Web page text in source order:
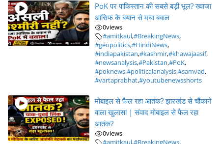
PoK पर पाकिस्तान की सबसे बड़ी भूल? ख्वाजा
आसिफ के बयान से मचा बवाल
0views
#amitkaul,#BreakingNews,
#geopolitics,#HindiNews,
#indiapakistan,#kashmir,#khawajaasif,
#newsanalysis,#Pakistan,#PoK,
#poknews,#politicalanalysis,#samvad,
#vartaprabhat,#youtubenewsshorts
मोबाइल से फैल रहा आतंक? झारखंड से चौंकाने
वाला खुलासा | संवाद मोबाइल से फैल रहा
आतंक?
0views
#amitkaul,#BreakingNews,